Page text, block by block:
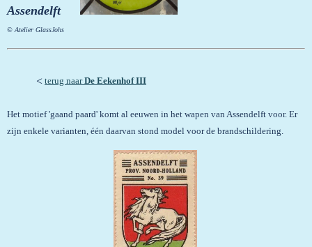
Assendelft
© Atelier GlassJohs
< terug naarDe Eekenhof III
Het motief 'gaand paard' komt al eeuwen in het wapen van Assendelft voor. Er
zijn enkele varianten, één daarvan stond model voor de brandschildering.